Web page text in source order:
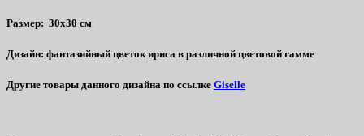
Размер: 30х30 см
Дизайн: фантазийный цветок ириса в различной цветовой гамме
Другие товары данного дизайна по ссылке Giselle